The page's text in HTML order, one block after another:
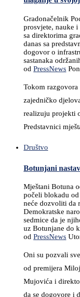
Gradonačelnik
prosvjete, nauke
sa direktorima
danas sa
dogovor o
sastanaka
od PressNews
Tokom razgovora
zajedničko
realizuju projekti
Predstavnici
Društvo
Botunjani
Mještani Botuna
počeli blokadu
neće dozvoliti da
Demokratske
sedmice da je
uz Botunjane do
od PressNews
Oni su pozvali
od premijera
Mujovića i
da se dogovore i